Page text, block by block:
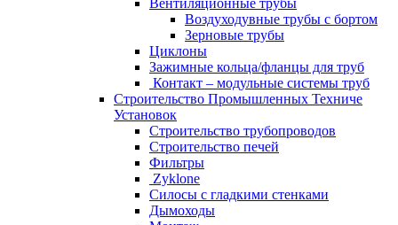
Вентиляционные трубы
Bоздуходувные трубы с бортом
Зерновые трубы
Циклоны
Зажимные кольца/фланцы для труб
Контакт – модульные системы труб
Строительство Промышленных Техниче
Установок
Строительство трубопроводов
Строительство печей
Фильтры
Zyklone
Силосы с гладкими стенками
Дымоходы